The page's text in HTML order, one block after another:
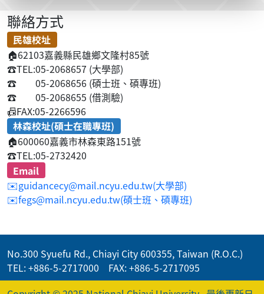
聯絡方式
民雄校址
🏠62103嘉義縣民雄鄉文隆村85號
☎️TEL:05-2068657 (大學部)
☎️ 05-2068656 (碩士班、碩專班)
☎️ 05-2068655 (借測驗)
📠FAX:05-2266596
林森校址(碩士在職專班)
🏠600060嘉義市林森東路151號
☎️TEL:05-2732420
Email
✉️guidancecy@mail.ncyu.edu.tw(大學部)
✉️fegs@mail.ncyu.edu.tw(碩士班、碩專班)
No.300 Syuefu Rd., Chiayi City 600355, Taiwan (R.O.C.)
TEL: +886-5-2717000 FAX: +886-5-2717095